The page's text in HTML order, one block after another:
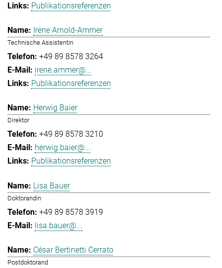
Publikationsreferenzen
Irene Arnold-Ammer
Technische Assistentin
+49 89 8578 3264
irene.ammer@...
Publikationsreferenzen
Herwig Baier
Direktor
+49 89 8578 3210
herwig.baier@...
Publikationsreferenzen
Lisa Bauer
Doktorandin
+49 89 8578 3919
lisa.bauer@...
César Bertinetti Cerrato
Postdoktorand